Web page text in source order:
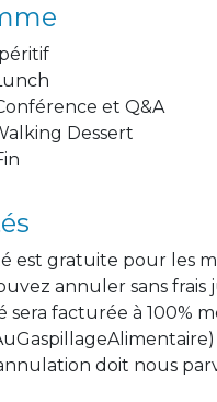
et Q&A
Dessert
est gratuite pour les
annuler sans frais
sera facturée à 100%
doit nous